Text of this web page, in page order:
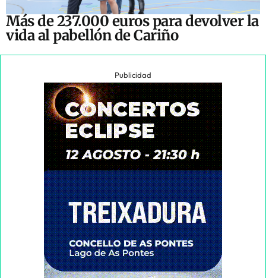
Más de 237.000 euros para devolver la
vida al pabellón de Cariño
Publicidad